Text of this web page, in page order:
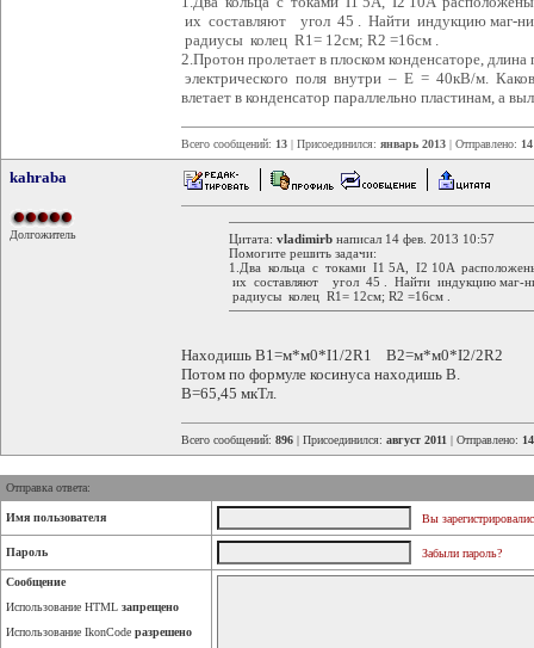
их составляют угол 45 . Найти индукцию маг-
радиусы колец R1= 12см; R2 =16см .
2.Протон пролетает в плоском конденсаторе,
электрического поля внутри – Е = 40кВ/м.
влетает в конденсатор параллельно пластинам, а
Всего сообщений: 13 | Присоединился: январь 2013 | Отправлено:
kahraba
Долгожитель Цитата: vladimirb написал 14 фев. 2013 10:57
Помогите решить задачи:
1.Два кольца с токами I1 5A, I2 10A
их составляют угол 45 . Найти индукцию маг-
радиусы колец R1= 12см; R2 =16см .
Находишь В1=м*м0*I1/2R1 B2=м*м0*I2/2R2
Потом по формуле косинуса находишь В.
В=65,45 мкТл.
Всего сообщений: 896 | Присоединился: август 2011 | Отправлено:
Отправка ответа:
Имя пользователя Вы
Пароль Забыли пароль?
Сообщение
Использование HTML запрещено
Использование IkonCode разрешено